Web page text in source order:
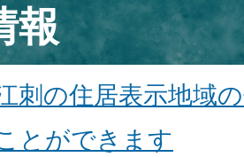
報
刺の住居表示地域
とができます